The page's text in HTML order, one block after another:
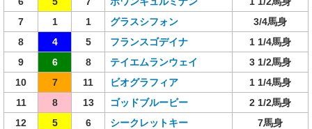
7
1 1 グラスシフォン
3/4馬身
8
4 5 フランスゴデイナ
1 1/4馬身
9
6 8 テイエムランウェイ
3 1/2馬身
10
7 11 ビオグラフィア
1 1/4馬身
11
8 13 ゴッドブルービー
2 1/2馬身
12
5 6 シークレットキー
7馬身